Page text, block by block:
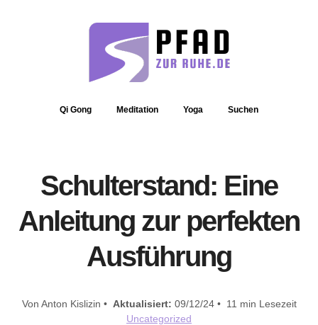
Qi Gong Meditation Yoga Suchen
Schulterstand: Eine
Anleitung zur perfekten
Ausführung
Von Anton Kislizin • Aktualisiert: 09/12/24 • 11 min Lesezeit
Uncategorized